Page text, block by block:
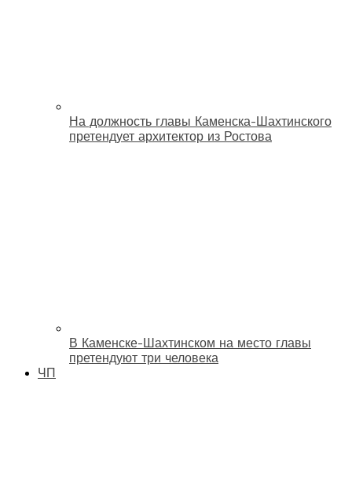
На должность главы Каменска-Шахтинского
претендует архитектор из Ростова
В Каменске-Шахтинском на место главы
претендуют три человека
ЧП